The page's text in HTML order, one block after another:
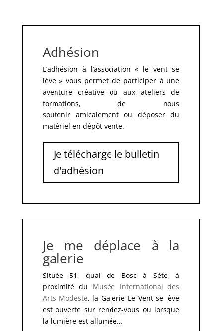
Adhésion
L’adhésion à l’association « le vent se
lève » vous permet de participer à une
aventure créative ou aux ateliers de
formations, de nous
soutenir amicalement ou déposer du
matériel en dépôt vente.
Je télécharge le bulletin
d'adhésion
Je me déplace à la
galerie
Située 51, quai de Bosc à Sète, à
proximité du Musée International des
Arts Modeste, la Galerie Le Vent se lève
est ouverte sur rendez-vous ou lorsque
la lumière est allumée…